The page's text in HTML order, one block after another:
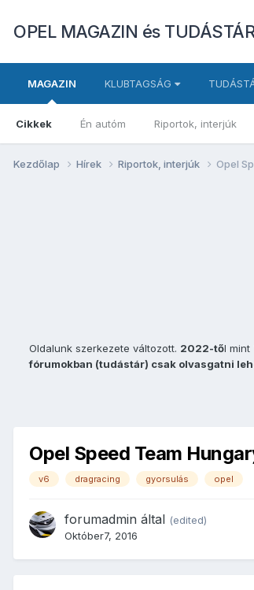
OPEL MAGAZIN és
MAGAZIN
Cikkek Én autóm Riportok, interjúk
KLUBTAGSÁG
Kezdőlap Hírek Riportok, interjúk Opel
Oldalunk szerkezete változott. 2022-től mint
fórumokban (tudástár) csak olvasgatni
Opel Speed Team
v6 dragracing gyorsulás opel
forumadmin által (edited)
Október7, 2016